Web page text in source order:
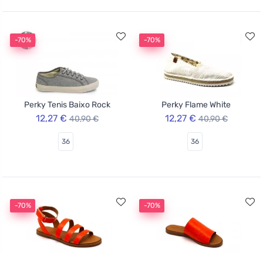
-70%
Perky Tenis Baixo Rock
12,27 € 40,90 €
36
-70%
Perky Flame White
12,27 € 40,90 €
36
-70% -70%